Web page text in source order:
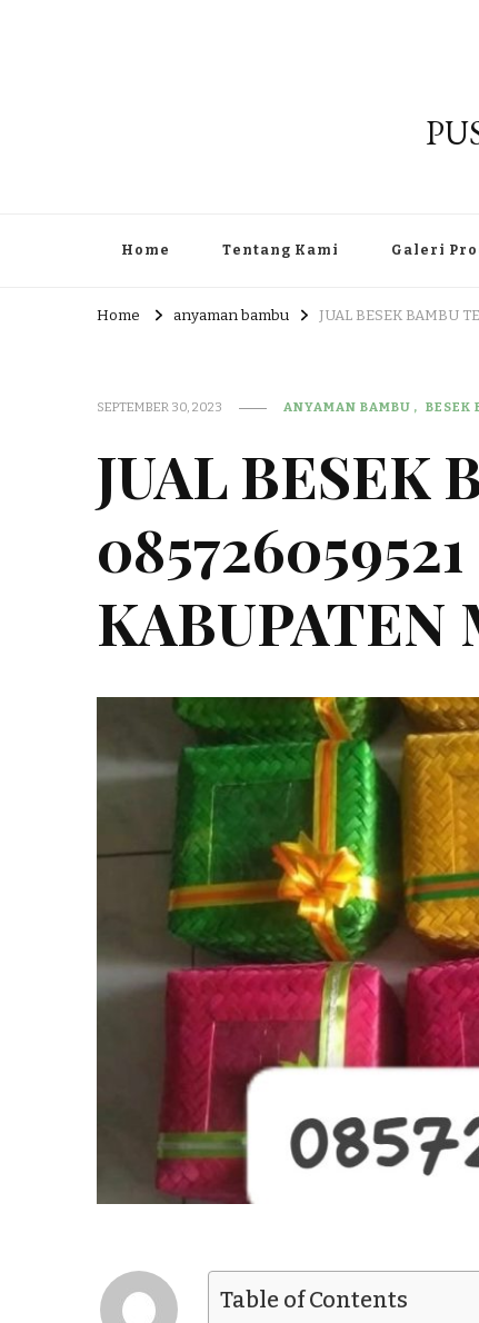
Home Tentang Kami Galeri
Home anyaman bambu JUAL BESEK BAMBU
SEPTEMBER 30, 2023 ANYAMAN BAMBU BESEK
JUAL BESEK
KABUPATEN
Table of Contents